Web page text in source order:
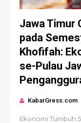
Jawa Timur
pada
Khofifah:
se-Pulau
KabarGress.com
Ekonomi Tumbuh